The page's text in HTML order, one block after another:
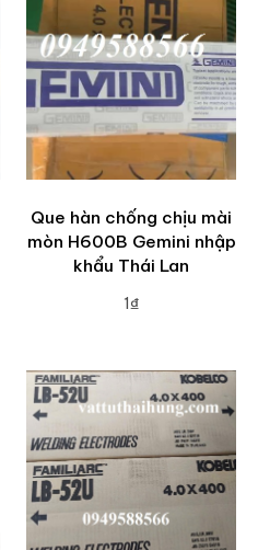
Que hàn chống chịu mài
mòn H600B Gemini nhập
khẩu Thái Lan
1₫